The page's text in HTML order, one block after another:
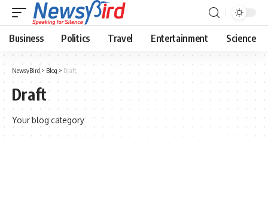
Business Politics Travel Entertainment Science
NewsyBird > Blog > Draft
Draft
Your blog category